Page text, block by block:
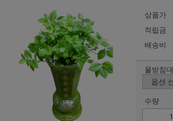
상품가
적립금
배송비
물받침대
수량